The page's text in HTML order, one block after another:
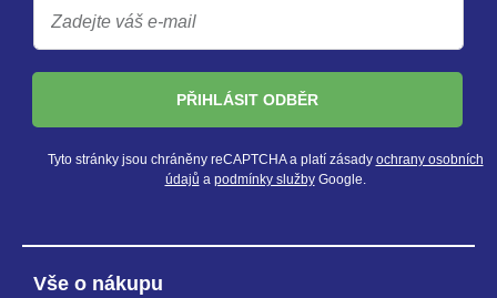
PŘIHLÁSIT ODBĚR
Tyto stránky jsou chráněny reCAPTCHA a platí zásady ochrany osobních
údajů a podmínky službyGoogle.
Vše o nákupu